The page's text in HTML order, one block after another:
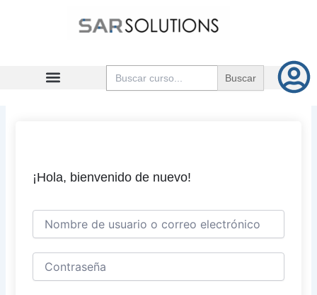
Buscar:
¡Hola, bienvenido de nuevo!